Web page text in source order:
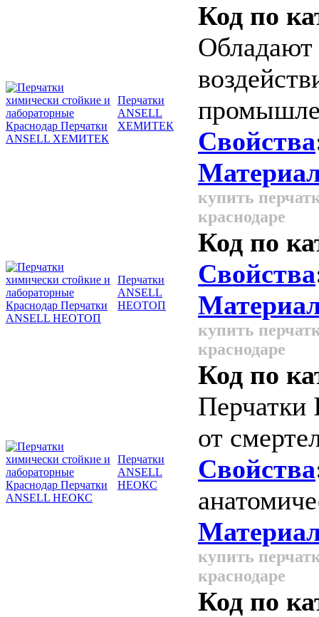
Перчатки
ANSELL
ХЕМИТЕК
Код по
Свойства
купить
краснодаре
Перчатки
ANSELL
НЕОТОП
Код по
Свойства
купить
краснодаре
Перчатки
ANSELL
НЕОКС
Код по
Перчатки
от
Свойства
купить
краснодаре
Код по